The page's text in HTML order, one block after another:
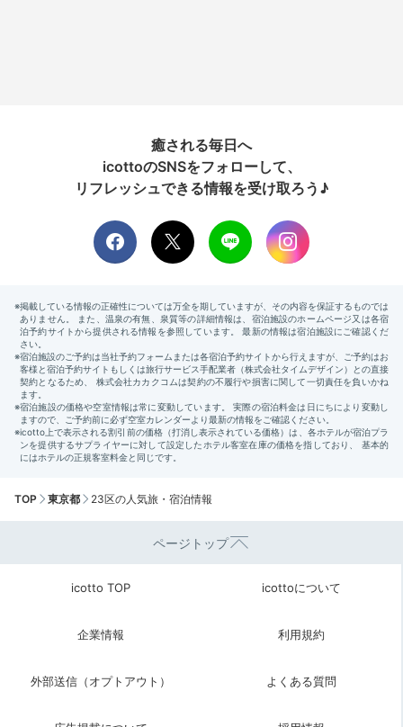
癒される毎日へ
icottoのSNSをフォローして、
リフレッシュできる情報を受け取ろう♪
TOP 東京都 23区の人気旅・宿泊情報
ページトップ
icotto TOP icottoについて
企業情報 利用規約
外部送信（オプトアウト） よくある質問